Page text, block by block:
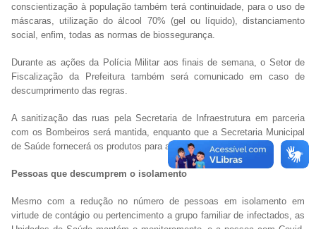
conscientização à população também terá continuidade, para o uso de
máscaras, utilização do álcool 70% (gel ou líquido), distanciamento
social, enfim, todas as normas de biossegurança.
Durante as ações da Polícia Militar aos finais de semana, o Setor de
Fiscalização da Prefeitura também será comunicado em caso de
descumprimento das regras.
A sanitização das ruas pela Secretaria de Infraestrutura em parceria
com os Bombeiros será mantida, enquanto que a Secretaria Municipal
de Saúde fornecerá os produtos para a desinfecção.
Pessoas que descumprem o isolamento
Mesmo com a redução no número de pessoas em isolamento em
virtude de contágio ou pertencimento a grupo familiar de infectados, as